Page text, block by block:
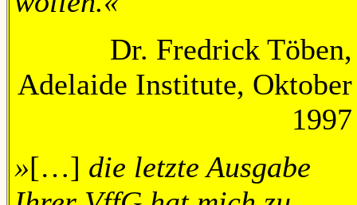
Dr. Fredrick Töben,
Adelaide Institute, Oktober
1997
»[…] die letzte Ausgabe